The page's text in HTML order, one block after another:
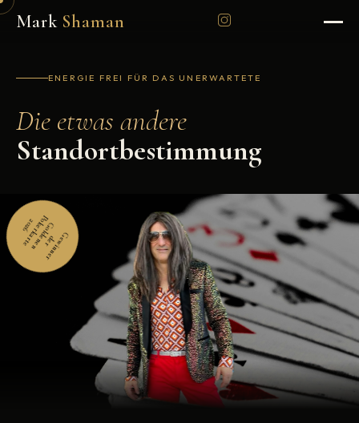
Mark Shaman
ENERGIE FREI FÜR DAS UNERWARTETE
Die etwas andere
Standortbestimmung
G
e
w
i
n
n
e
r
d
e
r
Goldenen
Poker­karte
2026